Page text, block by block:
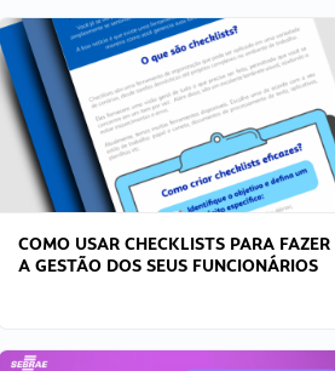
COMO USAR CHECKLISTS PARA FAZER
A GESTÃO DOS SEUS FUNCIONÁRIOS